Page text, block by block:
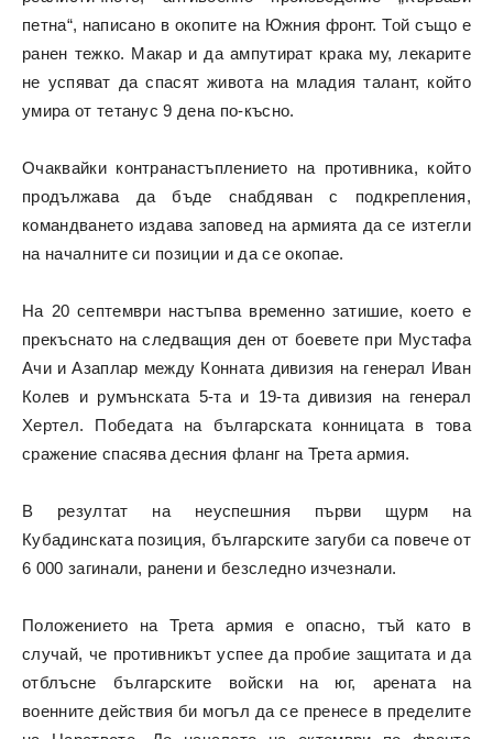
петна“, написано в окопите на Южния фронт. Той също е
ранен тежко. Макар и да ампутират крака му, лекарите
не успяват да спасят живота на младия талант, който
умира от тетанус 9 дeна по-късно.
Очаквайки контранастъплението на противника, който
продължава да бъде снабдяван с подкрепления,
командването издава заповед на армията да се изтегли
на началните си позиции и да се окопае.
На 20 септември настъпва временно затишие, което е
прекъснато на следващия ден от боевете при Мустафа
Ачи и Азаплар между Конната дивизия на генерал Иван
Колев и румънската 5-та и 19-та дивизия на генерал
Хертел. Победата на българската конницата в това
сражение спасява десния фланг на Трета армия.
В резултат на неуспешния първи щурм на
Кубадинската позиция, българските загуби са повече от
6 000 загинали, ранени и безследно изчезнали.
Положението на Трета армия е опасно, тъй като в
случай, че противникът успее да пробие защитата и да
отблъсне българските войски на юг, арената на
военните действия би могъл да се пренесе в пределите